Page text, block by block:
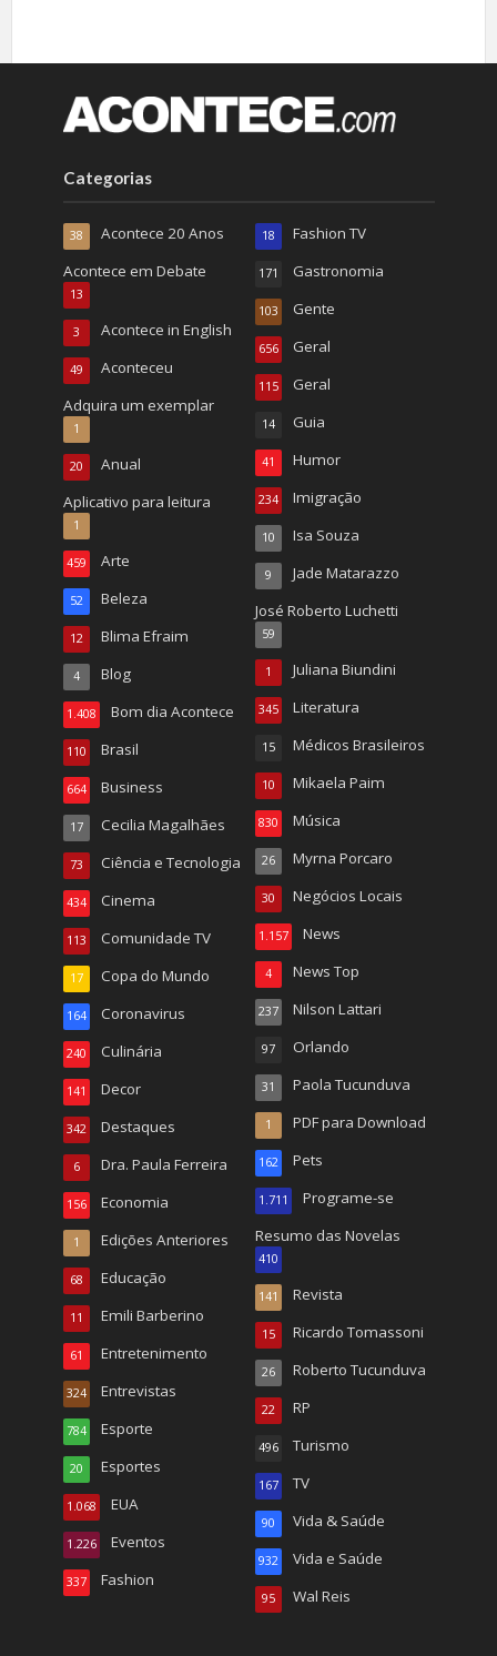
Categorias
Acontece 20 Anos
38
Acontece em Debate
13
Acontece in English
3
Aconteceu
49
Adquira um exemplar
1
Anual
20
Aplicativo para leitura
1
Arte
459
Beleza
52
Blima Efraim
12
Blog
4
Bom dia Acontece
1.408
Brasil
110
Business
664
Cecilia Magalhães
17
Ciência e Tecnologia
73
Cinema
434
Comunidade TV
113
Copa do Mundo
17
Coronavirus
164
Culinária
240
Decor
141
Destaques
342
Dra. Paula Ferreira
6
Economia
156
Edições Anteriores
1
Educação
68
Emili Barberino
11
Entretenimento
61
Entrevistas
324
Esporte
784
Esportes
20
EUA
1.068
Eventos
1.226
Fashion
337
Fashion TV
18
Gastronomia
171
Gente
103
Geral
656
Geral
115
Guia
14
Humor
41
Imigração
234
Isa Souza
10
Jade Matarazzo
9
José Roberto Luchetti
59
Juliana Biundini
1
Literatura
345
Médicos Brasileiros
15
Mikaela Paim
10
Música
830
Myrna Porcaro
26
Negócios Locais
30
News
1.157
News Top
4
Nilson Lattari
237
Orlando
97
Paola Tucunduva
31
PDF para Download
1
Pets
162
Programe-se
1.711
Resumo das Novelas
410
Revista
141
Ricardo Tomassoni
15
Roberto Tucunduva
26
RP
22
Turismo
496
TV
167
Vida & Saúde
90
Vida e Saúde
932
Wal Reis
95